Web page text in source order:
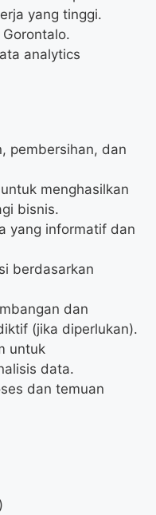
yang tinggi.
analytics
pembersihan, dan
menghasilkan
bisnis.
yang informatif dan
berdasarkan
dan
(jika diperlukan).
untuk
data.
dan temuan